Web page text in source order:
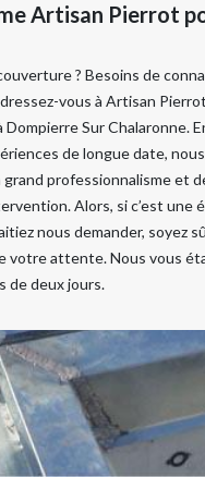
Artisan Pierrot
? Besoins de
vous à Artisan
Sur Chalaronne.
de longue date,
professionnalisme et
Alors, si c’est une
nous demander, soyez
votre attente. Nous vous
de deux jours.